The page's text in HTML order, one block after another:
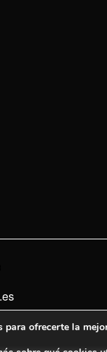
para ofrecerte la